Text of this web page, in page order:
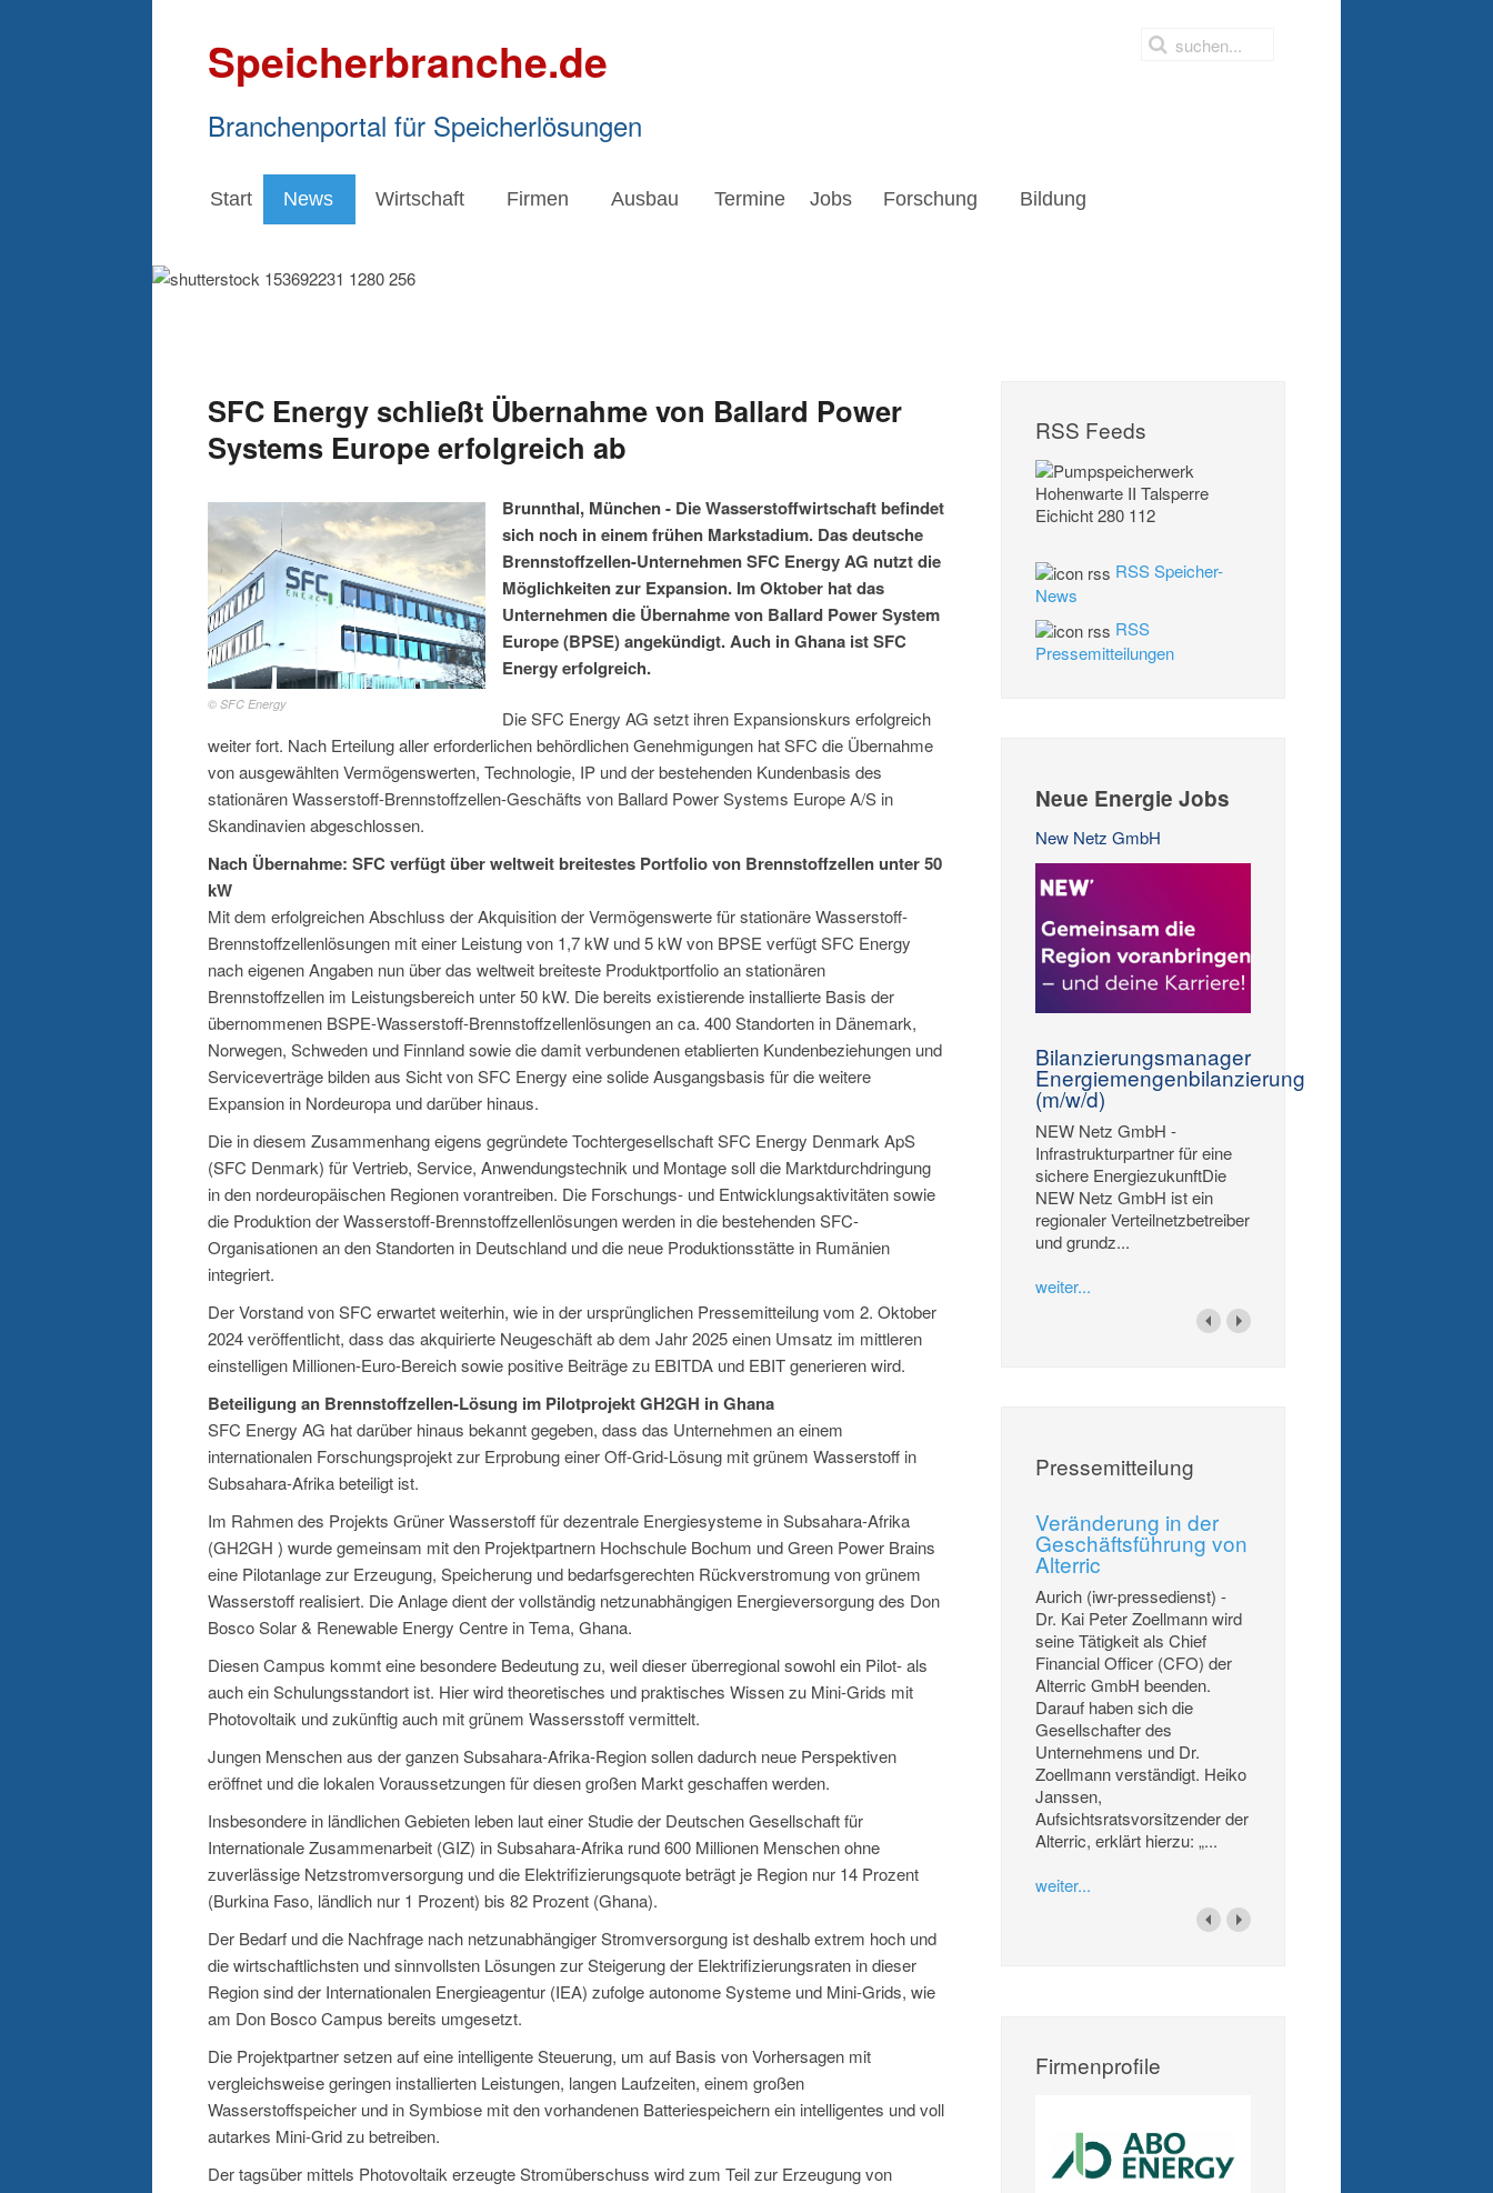
Speicherbranche.de
Branchenportal für Speicherlösungen
Start News Wirtschaft Firmen Ausbau Termine Jobs Forschung Bildung
SFC Energy schließt Übernahme von Ballard Power
Systems Europe erfolgreich ab
© SFC Energy
Brunnthal, München - Die Wasserstoffwirtschaft befindet
sich noch in einem frühen Markstadium. Das deutsche
Brennstoffzellen-Unternehmen SFC Energy AG nutzt die
Möglichkeiten zur Expansion. Im Oktober hat das
Unternehmen die Übernahme von Ballard Power System
Europe (BPSE) angekündigt. Auch in Ghana ist SFC
Energy erfolgreich.
Die SFC Energy AG setzt ihren Expansionskurs erfolgreich
weiter fort. Nach Erteilung aller erforderlichen behördlichen Genehmigungen hat SFC die Übernahme
von ausgewählten Vermögenswerten, Technologie, IP und der bestehenden Kundenbasis des
stationären Wasserstoff-Brennstoffzellen-Geschäfts von Ballard Power Systems Europe A/S in
Skandinavien abgeschlossen.
Nach Übernahme: SFC verfügt über weltweit breitestes Portfolio von Brennstoffzellen unter 50
kW
Mit dem erfolgreichen Abschluss der Akquisition der Vermögenswerte für stationäre Wasserstoff-
Brennstoffzellenlösungen mit einer Leistung von 1,7 kW und 5 kW von BPSE verfügt SFC Energy
nach eigenen Angaben nun über das weltweit breiteste Produktportfolio an stationären
Brennstoffzellen im Leistungsbereich unter 50 kW. Die bereits existierende installierte Basis der
übernommenen BSPE-Wasserstoff-Brennstoffzellenlösungen an ca. 400 Standorten in Dänemark,
Norwegen, Schweden und Finnland sowie die damit verbundenen etablierten Kundenbeziehungen und
Serviceverträge bilden aus Sicht von SFC Energy eine solide Ausgangsbasis für die weitere
Expansion in Nordeuropa und darüber hinaus.
Die in diesem Zusammenhang eigens gegründete Tochtergesellschaft SFC Energy Denmark ApS
(SFC Denmark) für Vertrieb, Service, Anwendungstechnik und Montage soll die Marktdurchdringung
in den nordeuropäischen Regionen vorantreiben. Die Forschungs- und Entwicklungsaktivitäten sowie
die Produktion der Wasserstoff-Brennstoffzellenlösungen werden in die bestehenden SFC-
Organisationen an den Standorten in Deutschland und die neue Produktionsstätte in Rumänien
integriert.
Der Vorstand von SFC erwartet weiterhin, wie in der ursprünglichen Pressemitteilung vom 2. Oktober
2024 veröffentlicht, dass das akquirierte Neugeschäft ab dem Jahr 2025 einen Umsatz im mittleren
einstelligen Millionen-Euro-Bereich sowie positive Beiträge zu EBITDA und EBIT generieren wird.
Beteiligung an Brennstoffzellen-Lösung im Pilotprojekt GH2GH in Ghana
SFC Energy AG hat darüber hinaus bekannt gegeben, dass das Unternehmen an einem
internationalen Forschungsprojekt zur Erprobung einer Off-Grid-Lösung mit grünem Wasserstoff in
Subsahara-Afrika beteiligt ist.
Im Rahmen des Projekts Grüner Wasserstoff für dezentrale Energiesysteme in Subsahara-Afrika
(GH2GH ) wurde gemeinsam mit den Projektpartnern Hochschule Bochum und Green Power Brains
eine Pilotanlage zur Erzeugung, Speicherung und bedarfsgerechten Rückverstromung von grünem
Wasserstoff realisiert. Die Anlage dient der vollständig netzunabhängigen Energieversorgung des Don
Bosco Solar & Renewable Energy Centre in Tema, Ghana.
Diesen Campus kommt eine besondere Bedeutung zu, weil dieser überregional sowohl ein Pilot- als
auch ein Schulungsstandort ist. Hier wird theoretisches und praktisches Wissen zu Mini-Grids mit
Photovoltaik und zukünftig auch mit grünem Wassersstoff vermittelt.
Jungen Menschen aus der ganzen Subsahara-Afrika-Region sollen dadurch neue Perspektiven
eröffnet und die lokalen Voraussetzungen für diesen großen Markt geschaffen werden.
Insbesondere in ländlichen Gebieten leben laut einer Studie der Deutschen Gesellschaft für
Internationale Zusammenarbeit (GIZ) in Subsahara-Afrika rund 600 Millionen Menschen ohne
zuverlässige Netzstromversorgung und die Elektrifizierungsquote beträgt je Region nur 14 Prozent
(Burkina Faso, ländlich nur 1 Prozent) bis 82 Prozent (Ghana).
Der Bedarf und die Nachfrage nach netzunabhängiger Stromversorgung ist deshalb extrem hoch und
die wirtschaftlichsten und sinnvollsten Lösungen zur Steigerung der Elektrifizierungsraten in dieser
Region sind der Internationalen Energieagentur (IEA) zufolge autonome Systeme und Mini-Grids, wie
am Don Bosco Campus bereits umgesetzt.
Die Projektpartner setzen auf eine intelligente Steuerung, um auf Basis von Vorhersagen mit
vergleichsweise geringen installierten Leistungen, langen Laufzeiten, einem großen
Wasserstoffspeicher und in Symbiose mit den vorhandenen Batteriespeichern ein intelligentes und voll
autarkes Mini-Grid zu betreiben.
Der tagsüber mittels Photovoltaik erzeugte Stromüberschuss wird zum Teil zur Erzeugung von
RSS Feeds
RSS Speicher-
News
RSS
Pressemitteilungen
Neue Energie Jobs
New Netz GmbH
Bilanzierungsmanager
Energiemengenbilanzierung
(m/w/d)
NEW Netz GmbH -
Infrastrukturpartner für eine
sichere EnergiezukunftDie
NEW Netz GmbH ist ein
regionaler Verteilnetzbetreiber
und grundz...
weiter...
Pressemitteilung
Veränderung in der
Geschäftsführung von
Alterric
Aurich (iwr-pressedienst) -
Dr. Kai Peter Zoellmann wird
seine Tätigkeit als Chief
Financial Officer (CFO) der
Alterric GmbH beenden.
Darauf haben sich die
Gesellschafter des
Unternehmens und Dr.
Zoellmann verständigt. Heiko
Janssen,
Aufsichtsratsvorsitzender der
Alterric, erklärt hierzu: „...
weiter...
Firmenprofile